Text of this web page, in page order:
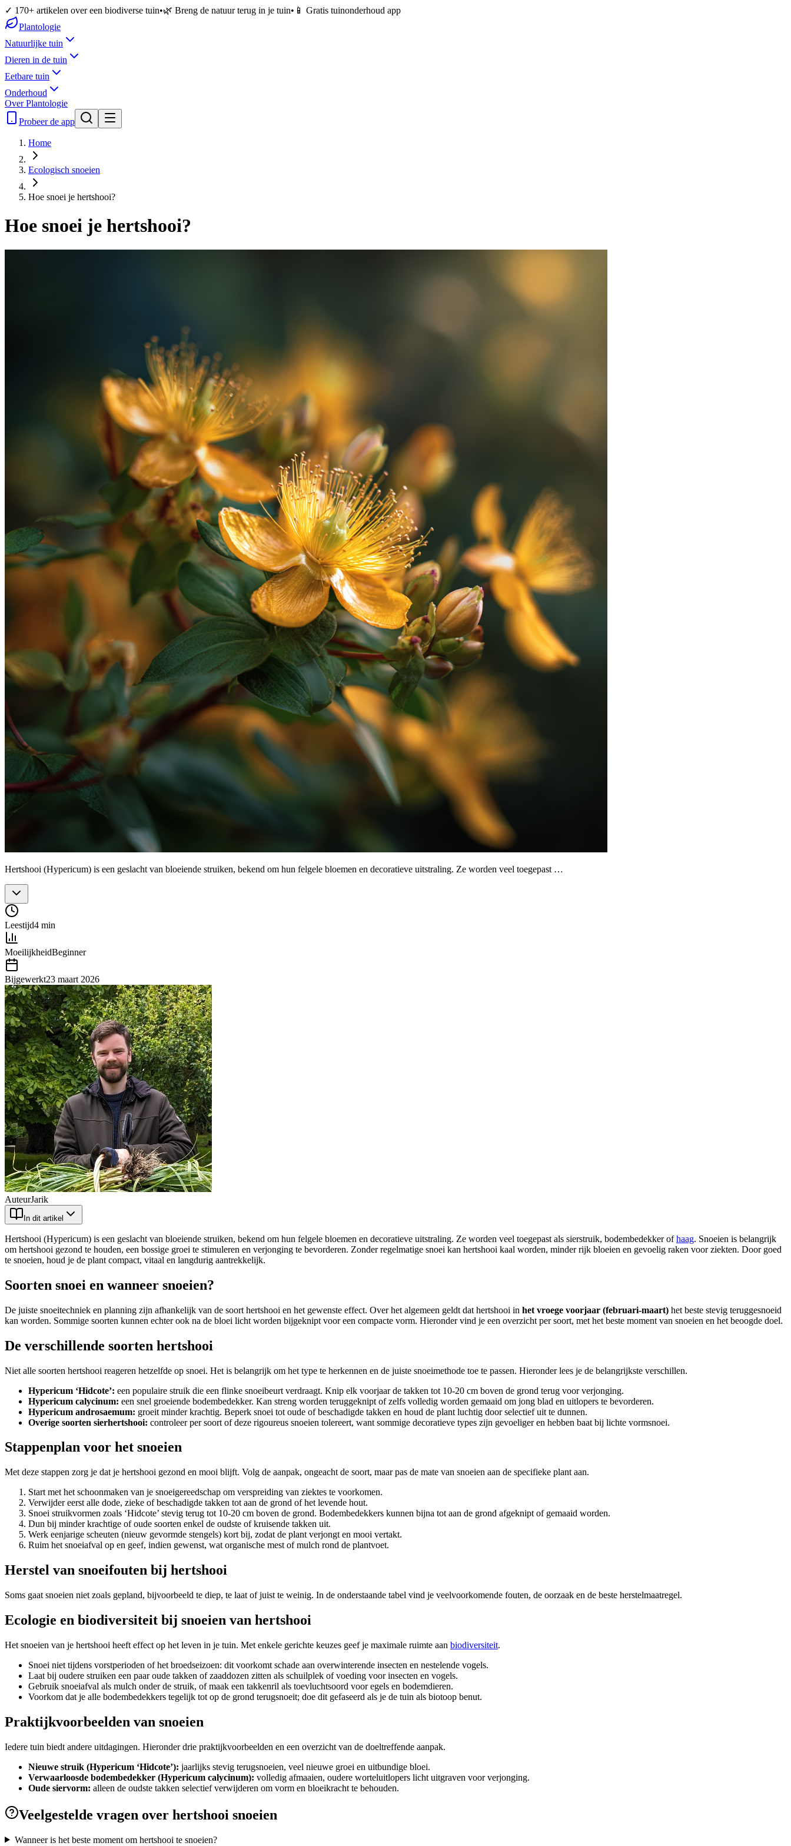
✓ 170+ artikelen over een biodiverse tuin•🌿 Breng de natuur terug in je tuin• 📱 Gratis tuinonderhoud app
Plantologie
Natuurlijke tuin
Dieren in de tuin
Eetbare tuin
Onderhoud
Over Plantologie
Probeer de app
Home
Ecologisch snoeien
Hoe snoei je hertshooi?
Hoe snoei je hertshooi?
Hertshooi (Hypericum) is een geslacht van bloeiende struiken, bekend om hun felgele bloemen en decoratieve uitstraling. Ze worden veel toegepast …
Leestijd4 min
MoeilijkheidBeginner
Bijgewerkt23 maart 2026
AuteurJarik
In dit artikel
Hertshooi (Hypericum) is een geslacht van bloeiende struiken, bekend om hun felgele bloemen en decoratieve uitstraling. Ze worden veel toegepast als sierstruik, bodembedekker ofhaag. Snoeien is belangrijk
om hertshooi gezond te houden, een bossige groei te stimuleren en verjonging te bevorderen. Zonder regelmatige snoei kan hertshooi kaal worden, minder rijk bloeien en gevoelig raken voor ziekten. Door goed
te snoeien, houd je de plant compact, vitaal en langdurig aantrekkelijk.
Soorten snoei en wanneer snoeien?
De juiste snoeitechniek en planning zijn afhankelijk van de soort hertshooi en het gewenste effect. Over het algemeen geldt dat hertshooi in het vroege voorjaar (februari-maart) het beste stevig teruggesnoeid
kan worden. Sommige soorten kunnen echter ook na de bloei licht worden bijgeknipt voor een compacte vorm. Hieronder vind je een overzicht per soort, met het beste moment van snoeien en het beoogde doel.
De verschillende soorten hertshooi
Niet alle soorten hertshooi reageren hetzelfde op snoei. Het is belangrijk om het type te herkennen en de juiste snoeimethode toe te passen. Hieronder lees je de belangrijkste verschillen.
Hypericum ‘Hidcote’: een populaire struik die een flinke snoeibeurt verdraagt. Knip elk voorjaar de takken tot 10-20 cm boven de grond terug voor verjonging.
Hypericum calycinum: een snel groeiende bodembedekker. Kan streng worden teruggeknipt of zelfs volledig worden gemaaid om jong blad en uitlopers te bevorderen.
Hypericum androsaemum: groeit minder krachtig. Beperk snoei tot oude of beschadigde takken en houd de plant luchtig door selectief uit te dunnen.
Overige soorten sierhertshooi: controleer per soort of deze rigoureus snoeien tolereert, want sommige decoratieve types zijn gevoeliger en hebben baat bij lichte vormsnoei.
Stappenplan voor het snoeien
Met deze stappen zorg je dat je hertshooi gezond en mooi blijft. Volg de aanpak, ongeacht de soort, maar pas de mate van snoeien aan de specifieke plant aan.
Start met het schoonmaken van je snoeigereedschap om verspreiding van ziektes te voorkomen.
Verwijder eerst alle dode, zieke of beschadigde takken tot aan de grond of het levende hout.
Snoei struikvormen zoals ‘Hidcote’ stevig terug tot 10-20 cm boven de grond. Bodembedekkers kunnen bijna tot aan de grond afgeknipt of gemaaid worden.
Dun bij minder krachtige of oude soorten enkel de oudste of kruisende takken uit.
Werk eenjarige scheuten (nieuw gevormde stengels) kort bij, zodat de plant verjongt en mooi vertakt.
Ruim het snoeiafval op en geef, indien gewenst, wat organische mest of mulch rond de plantvoet.
Herstel van snoeifouten bij hertshooi
Soms gaat snoeien niet zoals gepland, bijvoorbeeld te diep, te laat of juist te weinig. In de onderstaande tabel vind je veelvoorkomende fouten, de oorzaak en de beste herstelmaatregel.
Ecologie en biodiversiteit bij snoeien van hertshooi
Het snoeien van je hertshooi heeft effect op het leven in je tuin. Met enkele gerichte keuzes geef je maximale ruimte aan biodiversiteit.
Snoei niet tijdens vorstperioden of het broedseizoen: dit voorkomt schade aan overwinterende insecten en nestelende vogels.
Laat bij oudere struiken een paar oude takken of zaaddozen zitten als schuilplek of voeding voor insecten en vogels.
Gebruik snoeiafval als mulch onder de struik, of maak een takkenril als toevluchtsoord voor egels en bodemdieren.
Voorkom dat je alle bodembedekkers tegelijk tot op de grond terugsnoeit; doe dit gefaseerd als je de tuin als biotoop benut.
Praktijkvoorbeelden van snoeien
Iedere tuin biedt andere uitdagingen. Hieronder drie praktijkvoorbeelden en een overzicht van de doeltreffende aanpak.
Nieuwe struik (Hypericum ‘Hidcote’): jaarlijks stevig terugsnoeien, veel nieuwe groei en uitbundige bloei.
Verwaarloosde bodembedekker (Hypericum calycinum): volledig afmaaien, oudere worteluitlopers licht uitgraven voor verjonging.
Oude siervorm: alleen de oudste takken selectief verwijderen om vorm en bloeikracht te behouden.
Veelgestelde vragen over hertshooi snoeien
Wanneer is het beste moment om hertshooi te snoeien?